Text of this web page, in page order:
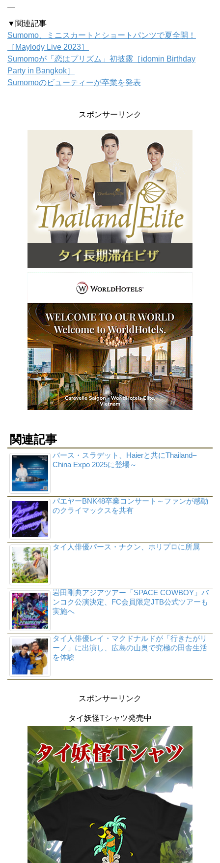
—
▼関連記事
Sumomo、ミニスカートとショートパンツで夏全開！
［Maylody Live 2023］
Sumomoが「恋はプリズム」初披露［idomin Birthday
Party in Bangkok］
Sumomoのビューティーが卒業を発表
スポンサーリンク
関連記事
バース・スラデット、Haierと共にThailand–
China Expo 2025に登場～
パエヤーBNK48卒業コンサート～ファンが感動
のクライマックスを共有
タイ人俳優パース・ナクン、ホリプロに所属
岩田剛典アジアツアー「SPACE COWBOY」バ
ンコク公演決定、FC会員限定JTB公式ツアーも
実施へ
タイ人俳優レイ・マクドナルドが「行きたがリ
ーノ」に出演し、広島の山奥で究極の田舎生活
を体験
スポンサーリンク
タイ妖怪Tシャツ発売中